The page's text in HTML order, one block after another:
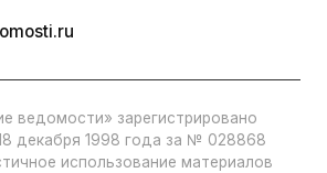
ведомости» зарегистрировано
декабря 1998 года за № 028868
использование материалов